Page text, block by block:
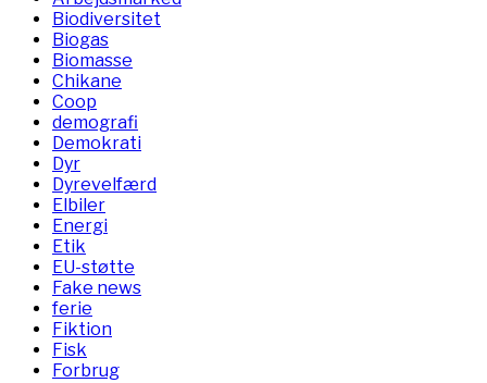
Biodiversitet
Biogas
Biomasse
Chikane
Coop
demografi
Demokrati
Dyr
Dyrevelfærd
Elbiler
Energi
Etik
EU-støtte
Fake news
ferie
Fiktion
Fisk
Forbrug